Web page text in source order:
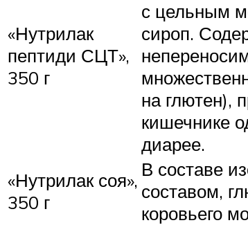
«Нутрилак
пептиди СЦТ»,
350 г
с цельным
сироп.
на глютен),
кишечнике
диарее.
«Нутрилак соя»,
350 г
В составе
составом,
коровьего